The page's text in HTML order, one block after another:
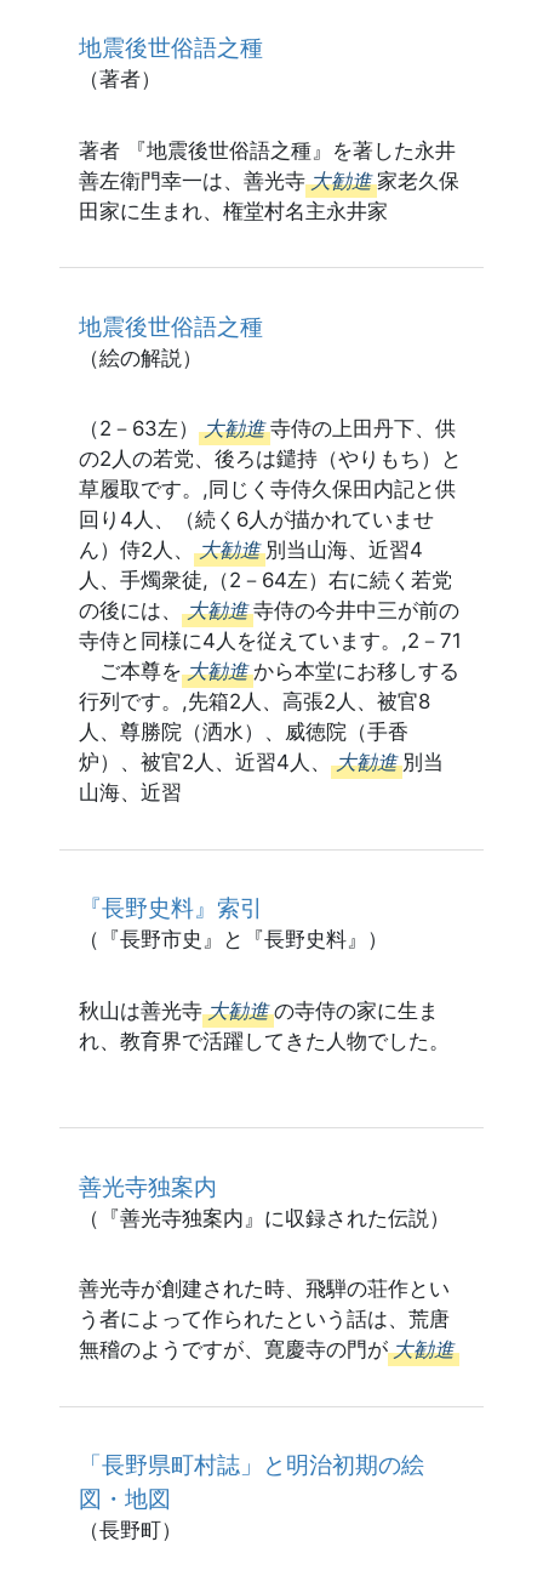
地震後世俗語之種
（著者）
著者 『地震後世俗語之種』を著した永井
善左衛門幸一は、善光寺 大勧進 家老久保
田家に生まれ、権堂村名主永井家
地震後世俗語之種
（絵の解説）
（2－63左） 大勧進 寺侍の上田丹下、供
の2人の若党、後ろは鑓持（やりもち）と
草履取です。,同じく寺侍久保田内記と供
回り4人、（続く6人が描かれていませ
ん）侍2人、 大勧進 別当山海、近習4
人、手燭衆徒,（2－64左）右に続く若党
の後には、 大勧進 寺侍の今井中三が前の
寺侍と同様に4人を従えています。,2－71
ご本尊を 大勧進 から本堂にお移しする
行列です。,先箱2人、高張2人、被官8
人、尊勝院（洒水）、威徳院（手香
炉）、被官2人、近習4人、 大勧進 別当
山海、近習
『長野史料』索引
（『長野市史』と『長野史料』）
秋山は善光寺 大勧進 の寺侍の家に生ま
れ、教育界で活躍してきた人物でした。
善光寺独案内
（『善光寺独案内』に収録された伝説）
善光寺が創建された時、飛騨の荘作とい
う者によって作られたという話は、荒唐
無稽のようですが、寛慶寺の門が 大勧進
「長野県町村誌」と明治初期の絵
図・地図
（長野町）